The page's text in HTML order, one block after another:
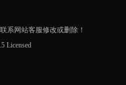
系网站客服修改或删除！
Licensed